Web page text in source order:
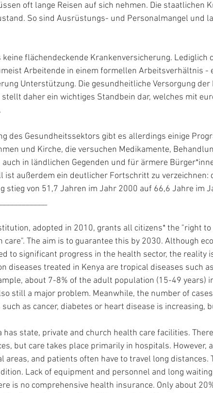
oft lange Reisen auf sich nehmen. Die staatlichen
So sind Ausrüstungs- und Personalmangel und
flächendeckende Krankenversicherung. Lediglich
Arbeitende in einem formellen Arbeitsverhältnis -
Unterstützung. Die gesundheitliche Versorgung der
stellt daher ein wichtiges Standbein dar, welches mit
des Gesundheitssektors gibt es allerdings einige
und Kirche, die versuchen Medikamente,
in ländlichen Gegenden und für ärmere
ist außerdem ein deutlicher Fortschritt zu verzeichnen:
stieg von 51,7 Jahren im Jahr 2000 auf 66,6 Jahre im
adopted in 2010, grants all citizens* the "right
The aim is to guarantee this by 2030. Although
to significant progress in the health sector, the reality
diseases treated in Kenya are tropical diseases such
about 7-8% of the adult population (15-49 years)
still a major problem. Meanwhile, the number of
as cancer, diabetes or heart disease is increasing,
has state, private and church health care facilities.
but care takes place primarily in hospitals. However,
areas, and patients often have to travel long distances.
Lack of equipment and personnel and long
is no comprehensive health insurance. Only about